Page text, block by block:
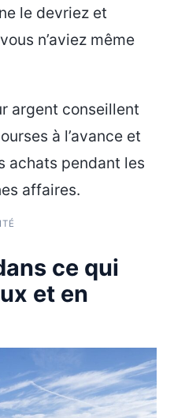
le devriez et
n’aviez même
argent conseillent
à l’avance et
achats pendant les
affaires.
ce qui
et en